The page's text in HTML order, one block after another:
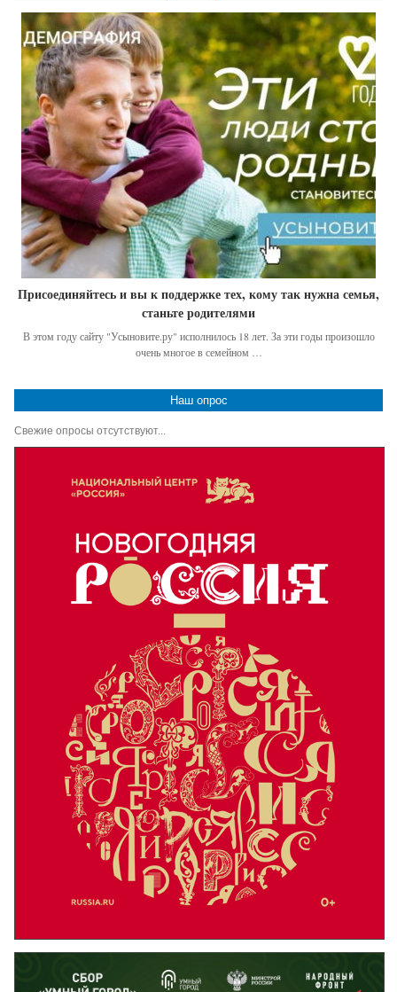
Присоединяйтесь и вы к поддержке тех, кому так нужна семья,
станьте родителями
В этом году сайту "Усыновите.ру" исполнилось 18 лет. За эти годы произошло
очень многое в семейном …
Наш опрос
Свежие опросы отсутствуют...